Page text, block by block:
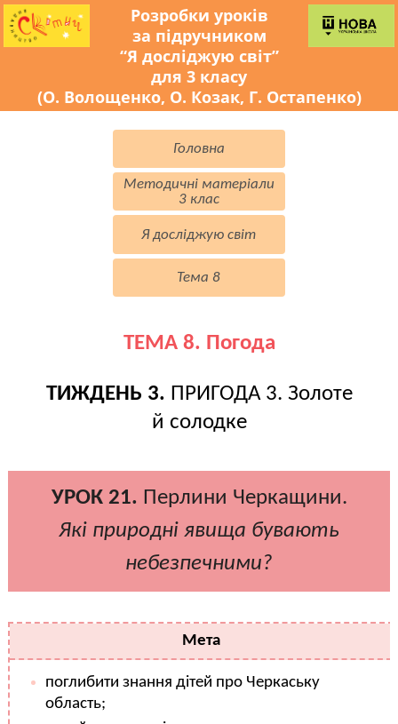
Розробки уроків
за підручником
“Я досліджую світ”
для 3 класу
(О. Волощенко, О. Козак, Г. Остапенко)
Головна
Методичні матеріали
3 клас
Я досліджую світ
Тема 8
ТЕМА 8. Погода
ТИЖДЕНЬ 3. ПРИГОДА 3. Золоте
й солодке
УРОК 21. Перлини Черкащини.
Які природні явища бувають
небезпечними?
Мета
поглибити знання дітей про Черкаську
область;